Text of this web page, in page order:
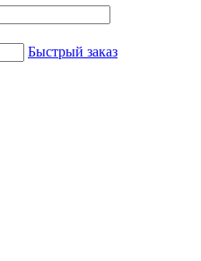
Быстрый заказ